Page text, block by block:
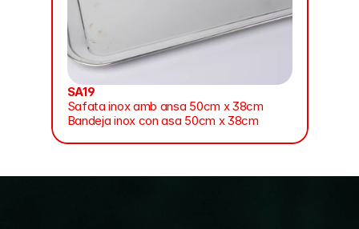
SA19
Safata inox amb ansa 50cm x 38cm
Bandeja inox con asa 50cm x 38cm